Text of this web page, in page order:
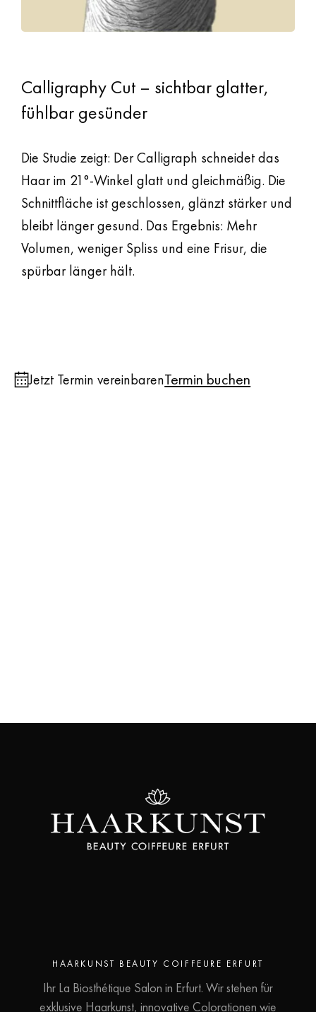
Calligraphy Cut – sichtbar glatter,
fühlbar gesünder
Die Studie zeigt: Der Calligraph schneidet das
Haar im 21°-Winkel glatt und gleichmäßig. Die
Schnittfläche ist geschlossen, glänzt stärker und
bleibt länger gesund. Das Ergebnis: Mehr
Volumen, weniger Spliss und eine Frisur, die
spürbar länger hält.
Jetzt Termin vereinbarenTermin buchen
Termin buchen
HAARKUNST BEAUTY COIFFEURE ERFURT
Ihr La Biosthétique Salon in Erfurt. Wir stehen für
exklusive Haarkunst, innovative Colorationen wie